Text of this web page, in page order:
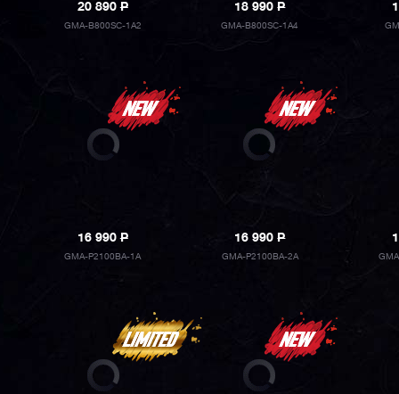
20 890P
GMA-B800SC-1A2
18 990P
GMA-B800SC-1A4
16 990P
GMA-P2100BA-1A
16 990P
GMA-P2100BA-2A